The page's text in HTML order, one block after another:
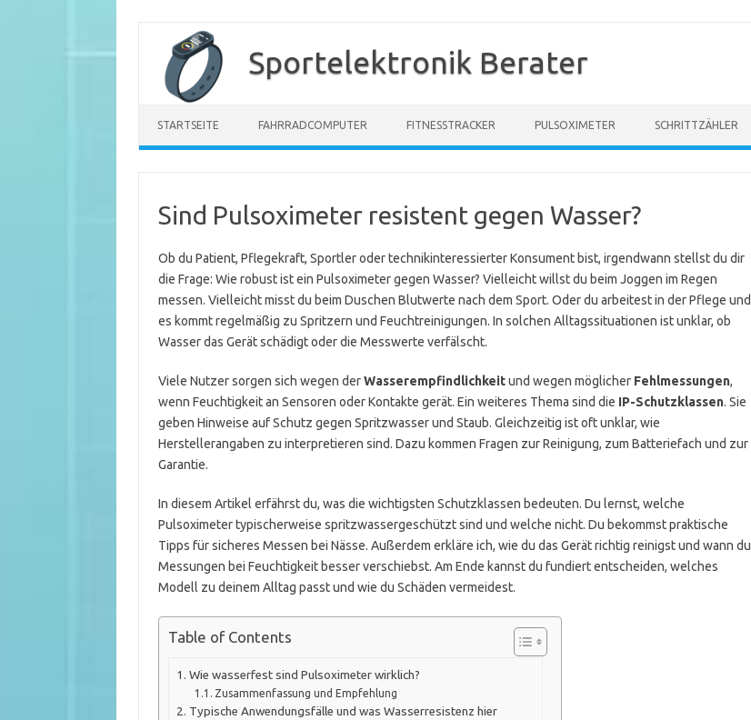
springen
Sportelektronik Berater
STARTSEITE FAHRRADCOMPUTER FITNESSTRACKER PULSOXIMETER SCHRITTZÄHLER
Sind Pulsoximeter resistent gegen Wasser?
Ob du Patient, Pflegekraft, Sportler oder technikinteressierter Konsument bist, irgendwann stellst du dir
die Frage: Wie robust ist ein Pulsoximeter gegen Wasser? Vielleicht willst du beim Joggen im Regen
messen. Vielleicht misst du beim Duschen Blutwerte nach dem Sport. Oder du arbeitest in der Pflege und
es kommt regelmäßig zu Spritzern und Feuchtreinigungen. In solchen Alltagssituationen ist unklar, ob
Wasser das Gerät schädigt oder die Messwerte verfälscht.
Viele Nutzer sorgen sich wegen derWasserempfindlichkeitund wegen möglicher Fehlmessungen,
wenn Feuchtigkeit an Sensoren oder Kontakte gerät. Ein weiteres Thema sind die IP-Schutzklassen. Sie
geben Hinweise auf Schutz gegen Spritzwasser und Staub. Gleichzeitig ist oft unklar, wie
Herstellerangaben zu interpretieren sind. Dazu kommen Fragen zur Reinigung, zum Batteriefach und zur
Garantie.
In diesem Artikel erfährst du, was die wichtigsten Schutzklassen bedeuten. Du lernst, welche
Pulsoximeter typischerweise spritzwassergeschützt sind und welche nicht. Du bekommst praktische
Tipps für sicheres Messen bei Nässe. Außerdem erkläre ich, wie du das Gerät richtig reinigst und wann du
Messungen bei Feuchtigkeit besser verschiebst. Am Ende kannst du fundiert entscheiden, welches
Modell zu deinem Alltag passt und wie du Schäden vermeidest.
Table of Contents
Wie wasserfest sind Pulsoximeter wirklich?
Zusammenfassung und Empfehlung
Typische Anwendungsfälle und was Wasserresistenz hier